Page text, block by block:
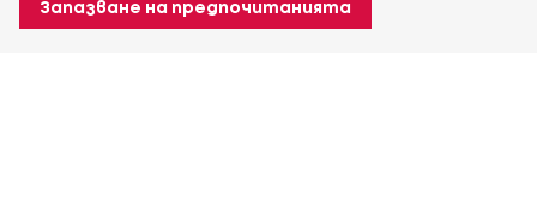
Запазване на предпочитанията